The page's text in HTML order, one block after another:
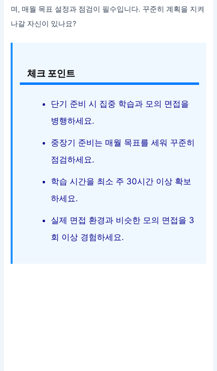
며, 매월 목표 설정과 점검이 필수입니다. 꾸준히 계획을 지켜
나갈 자신이 있나요?
체크 포인트
단기 준비 시 집중 학습과 모의 면접을
병행하세요.
중장기 준비는 매월 목표를 세워 꾸준히
점검하세요.
학습 시간을 최소 주 30시간 이상 확보
하세요.
실제 면접 환경과 비슷한 모의 면접을 3
회 이상 경험하세요.